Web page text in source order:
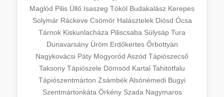
Maglód Pilis Üllő Isaszeg Tököl Budakalász Kerepes
Solymár Ráckeve Csömör Halásztelek Diósd Ócsa
Tárnok Kiskunlacháza Piliscsaba Sülysáp Tura
Dunavarsány Üröm Erdőkertes Őrbottyán
Nagykovácsi Páty Mogyoród Aszód Tápiószecső
Taksony Tápiószele Dömsöd Kartal Tahitótfalu
Tápiószentmárton ZsámbékAlsónémedi Bugyi
Szentmártonkáta Örkény Szada Nagymaros